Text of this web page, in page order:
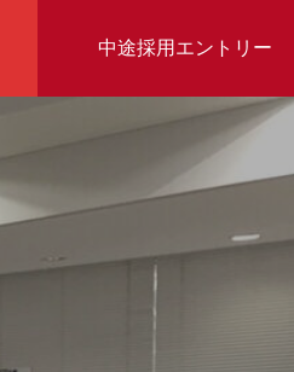
中途採用エントリー